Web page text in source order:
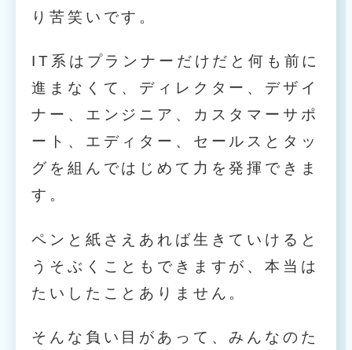
り苦笑いです。
IT系はプランナーだけだと何も前に
進まなくて、ディレクター、デザイ
ナー、エンジニア、カスタマーサポ
ート、エディター、セールスとタッ
グを組んではじめて力を発揮できま
す。
ペンと紙さえあれば生きていけると
うそぶくこともできますが、本当は
たいしたことありません。
そんな負い目があって、みんなのた